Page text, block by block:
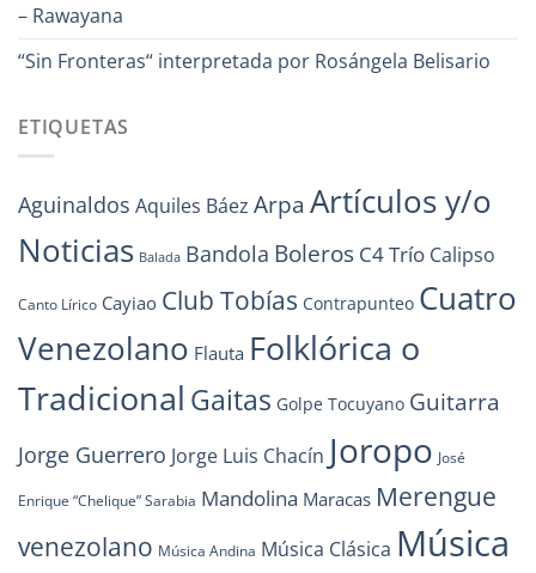
– Rawayana
“Sin Fronteras“ interpretada por Rosángela Belisario
ETIQUETAS
Aguinaldos Aquiles Báez Arpa Artículos y/o
Noticias Balada Bandola Boleros C4 Trío Calipso
Canto Lírico Cayiao Club Tobías Contrapunteo Cuatro
Venezolano Flauta Folklórica o
Tradicional Gaitas Golpe Tocuyano Guitarra
Jorge Guerrero Jorge Luis Chacín Joropo José
Enrique “Chelique” Sarabia Mandolina Maracas Merengue
venezolano Música Andina Música Clásica Música